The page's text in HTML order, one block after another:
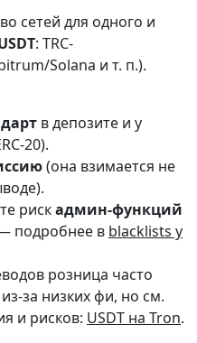
сетей для одного и
: TRC-
Solana и т. п.).
в депозите и у
20).
(она взимается не
рискадмин-функций
подробнее в blacklists у
розница часто
из-за низких фи, но см.
и рисков: USDT на Tron.